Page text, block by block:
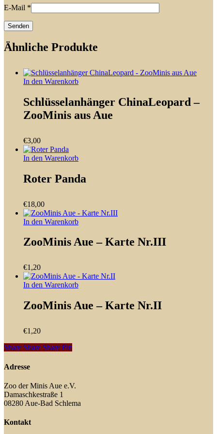
E-Mail *
Ähnliche Produkte
In den Warenkorb
Schlüsselanhänger ChinaLeopard –
ZooMinis aus Aue
€3,00
In den Warenkorb
Roter Panda
€18,00
In den Warenkorb
ZooMinis Aue – Karte Nr.III
€1,20
In den Warenkorb
ZooMinis Aue – Karte Nr.II
€1,20
Share
Share Share Share Pin
Adresse
Zoo der Minis Aue e.V.
Damaschkestraße 1
08280 Aue-Bad Schlema
Kontakt